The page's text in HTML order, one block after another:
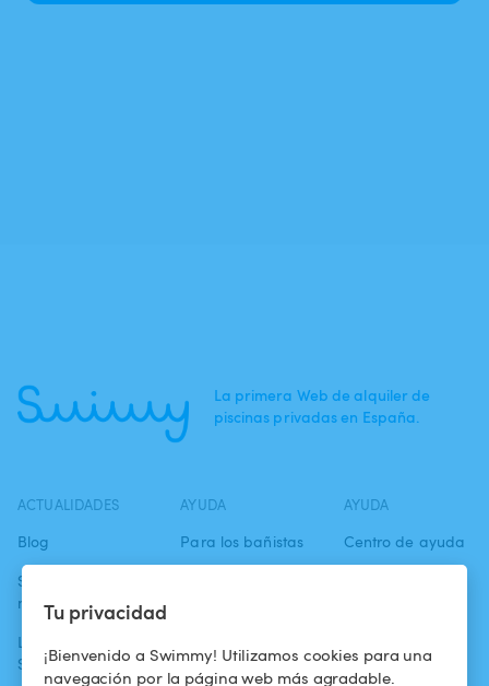
Tu privacidad
¡Bienvenido a Swimmy! Utilizamos cookies para una
navegación por la página web más agradable.
La primera Web de alquiler de
piscinas privadas en España.
ACTUALIDADES
Blog
Swimmy en los
medios
La aventura
Swimmy
AYUDA
Para los bañistas
piscina
AYUDA
Centro de ayuda
confidencialidad